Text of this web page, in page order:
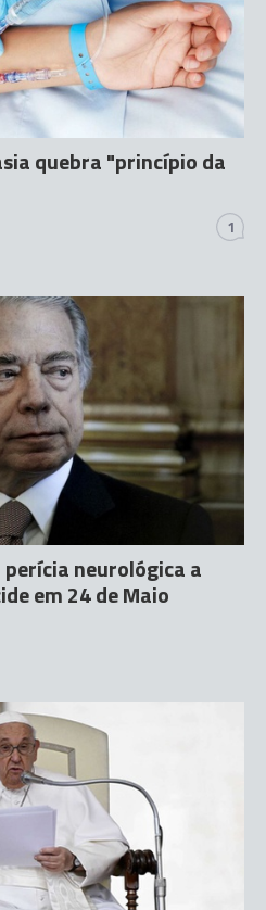
quebra "princípio da
1
neurológica a
em 24 de Maio